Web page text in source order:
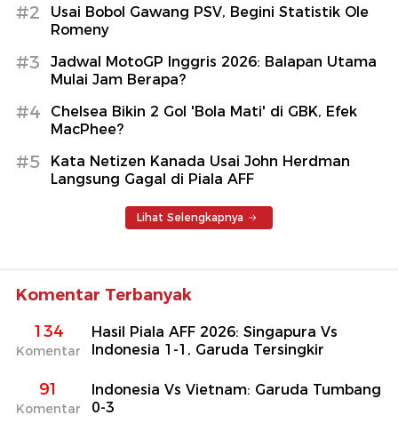
#2
Usai Bobol Gawang PSV, Begini Statistik Ole
Romeny
#3
Jadwal MotoGP Inggris 2026: Balapan Utama
Mulai Jam Berapa?
#4
Chelsea Bikin 2 Gol 'Bola Mati' di GBK, Efek
MacPhee?
#5
Kata Netizen Kanada Usai John Herdman
Langsung Gagal di Piala AFF
Lihat Selengkapnya
Komentar Terbanyak
134
Komentar
Hasil Piala AFF 2026: Singapura Vs
Indonesia 1-1, Garuda Tersingkir
91
Komentar
Indonesia Vs Vietnam: Garuda Tumbang
0-3